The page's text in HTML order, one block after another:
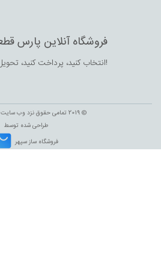
فروشگاه آنلاین پارس
انتخاب کنید،‌ پرداخت کنید، تحویل بگیرید .... به همین سادگی!
© 2019 تمامی حقوق نزد وب سایت محفوظ است.
طراحی شده توسط
فروشگاه ساز سپهر